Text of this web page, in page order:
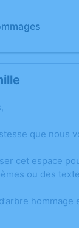
que nous
cet espace
ou des
hommage